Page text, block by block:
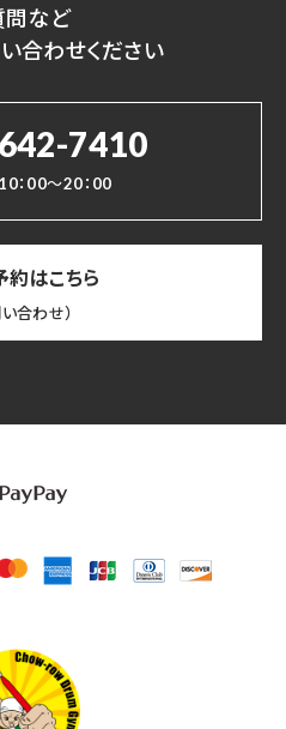
問など
合わせください
7410
10：00～20：00
約はこちら
い合わせ）